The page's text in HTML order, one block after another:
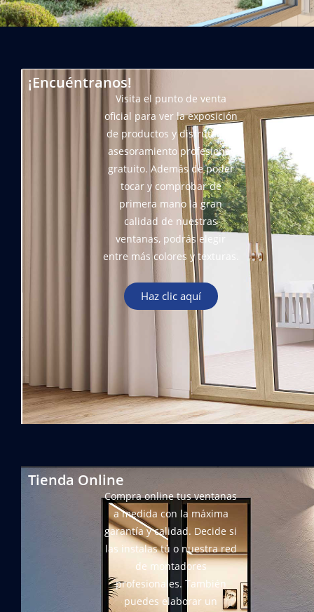
¡Encuéntranos!
Visita el punto de venta
oficial para ver la exposición
de productos y disfrutar de
asesoramiento profesional
gratuito. Además de poder
tocar y comprobar de
primera mano la gran
calidad de nuestras
ventanas, podrás elegir
entre más colores y texturas.
Haz clic aquí
Tienda Online
Compra online tus ventanas
a medida con la máxima
garantía y calidad. Decide si
las instalas tú o nuestra red
de montadores
profesionales. También
puedes elaborar un